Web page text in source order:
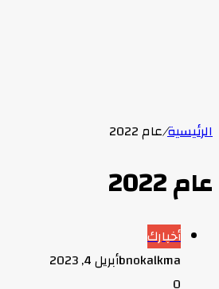
الرئيسية/عام 2022
عام 2022
أخبارك
bnokalkmaأبريل 4, 2023
0